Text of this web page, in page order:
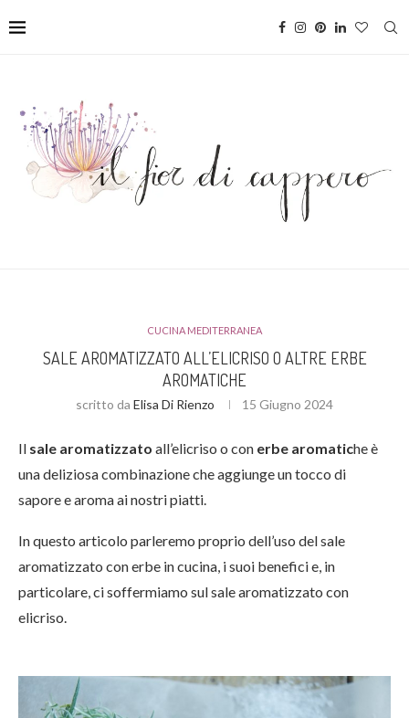
CUCINA MEDITERRANEA
SALE AROMATIZZATO ALL’ELICRISO O ALTRE ERBE
AROMATICHE
scritto da Elisa Di Rienzo 15 Giugno 2024
Il sale aromatizzato all’elicriso o con erbe aromatiche è
una deliziosa combinazione che aggiunge un tocco di
sapore e aroma ai nostri piatti.
In questo articolo parleremo proprio dell’uso del sale
aromatizzato con erbe in cucina, i suoi benefici e, in
particolare, ci soffermiamo sul sale aromatizzato con
elicriso.